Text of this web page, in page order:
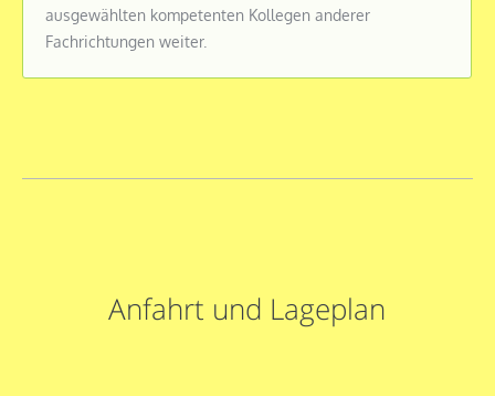
ausgewählten kompetenten Kollegen anderer
Fachrichtungen weiter.
Anfahrt und Lageplan